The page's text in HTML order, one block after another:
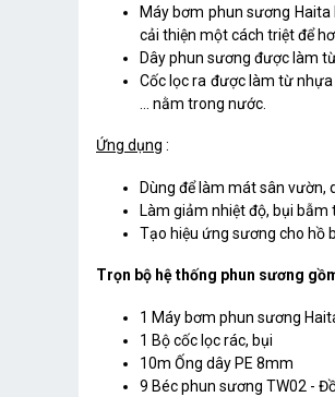
Máy bơm phun sương
cải thiện một cách triệt để
Dây phun sương được làm
Cốc lọc ra được làm từ
… nằm trong nước.
Ứng dụng :
Dùng để làm mát sân vườn,
Làm giảm nhiệt độ, bụi bẫm
Tạo hiệu ứng sương cho hồ
Trọn bộ hệ thống phun sương
1 Máy bơm phun sương
1 Bộ cốc lọc rác, bụi
10m Ống dây PE 8mm
9 Béc phun sương TW02 -